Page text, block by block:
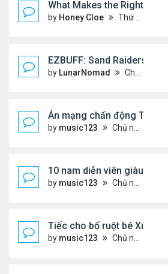
What Makes the Right
by Honey Cloe Thứ 2 Tháng 8 03, 2026 10:35 am
EZBUFF: Sand Raiders of
by LunarNomad Chủ nhật Tháng 8 02, 2026 11:33 pm
Án mạng chấn động Thái
by music123 Chủ nhật Tháng 8 02, 2026 6:43 pm
10 nam diễn viên giàu nhất
by music123 Chủ nhật Tháng 8 02, 2026 6:39 pm
Tiếc cho bố ruột bé Xuân
by music123 Chủ nhật Tháng 8 02, 2026 6:33 pm